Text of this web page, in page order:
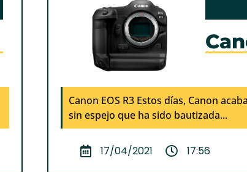
Canon EOS R3 Estos días, Canon
sin espejo que ha sido bautizada...
17/04/2021 17:56